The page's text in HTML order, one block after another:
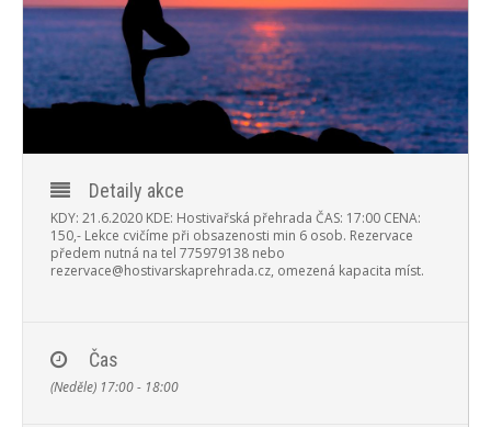
PROGRAM
NOVINKY
GALERIE
WEBKAMERA
Detaily akce
KDY: 21.6.2020 KDE: Hostivařská přehrada ČAS: 17:00 CENA:
150,- Lekce cvičíme při obsazenosti min 6 osob. Rezervace
předem nutná na tel 775979138 nebo
rezervace@hostivarskaprehrada.cz, omezená kapacita míst.
Čas
(Neděle) 17:00 - 18:00